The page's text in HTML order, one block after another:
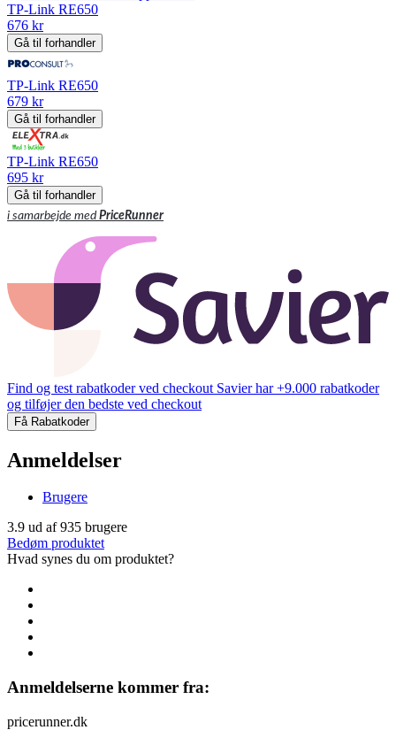
TP-Link RE650
676 kr
Gå til forhandler
TP-Link RE650
679 kr
Gå til forhandler
TP-Link RE650
695 kr
Gå til forhandler
i samarbejde medPriceRunner
Find og test rabatkoder ved checkout Savier har +9.000 rabatkoder
og tilføjer den bedste ved checkout
Få Rabatkoder
Anmeldelser
Brugere
3.9 ud af935 brugere
Bedøm produktet
Hvad synes du om produktet?
Anmeldelserne kommer fra:
pricerunner.dk